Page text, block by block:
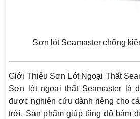
Sơn lót Seamaster chống
Giới Thiệu Sơn Lót Ngoại Thất
Sơn lót ngoại thất Seamaster là
được nghiên cứu dành riêng cho
trời. Sản phẩm giúp tăng độ bám